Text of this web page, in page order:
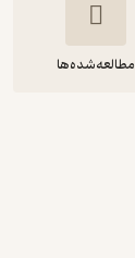
مطالعه‌شده‌ها